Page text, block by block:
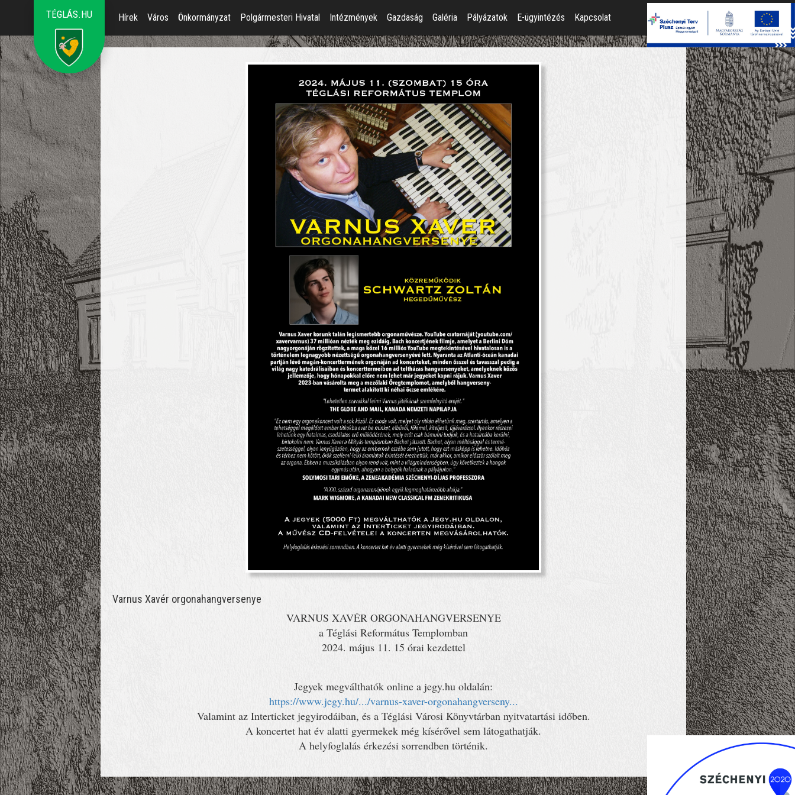
TÉGLÁS.HU Hírek Város Önkormányzat Polgármesteri Hivatal Intézmények Gazdaság Galéria Pályázatok E-ügyintézés Kapcsolat
Varnus Xavér orgonahangversenye
VARNUS XAVÉR ORGONAHANGVERSENYE
a Téglási Református Templomban
2024. május 11. 15 órai kezdettel
Jegyek megválthatók online a jegy.hu oldalán:
https://www.jegy.hu/.../varnus-xaver-orgonahangverseny...
Valamint az Interticket jegyirodáiban, és a Téglási Városi Könyvtárban nyitvatartási időben.
A koncertet hat év alatti gyermekek még kísérővel sem látogathatják.
A helyfoglalás érkezési sorrendben történik.